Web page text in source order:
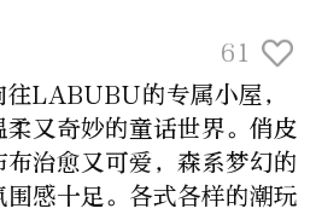
61
往LABUBU的专属小屋，
柔又奇妙的童话世界。俏皮
布治愈又可爱，森系梦幻的
围感十足。各式各样的潮玩